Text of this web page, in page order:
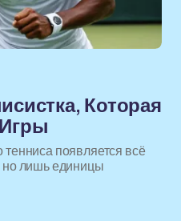
Которая
появляется всё
лишь единицы